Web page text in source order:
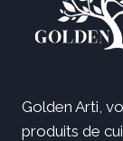
Golden Arti,
produits de